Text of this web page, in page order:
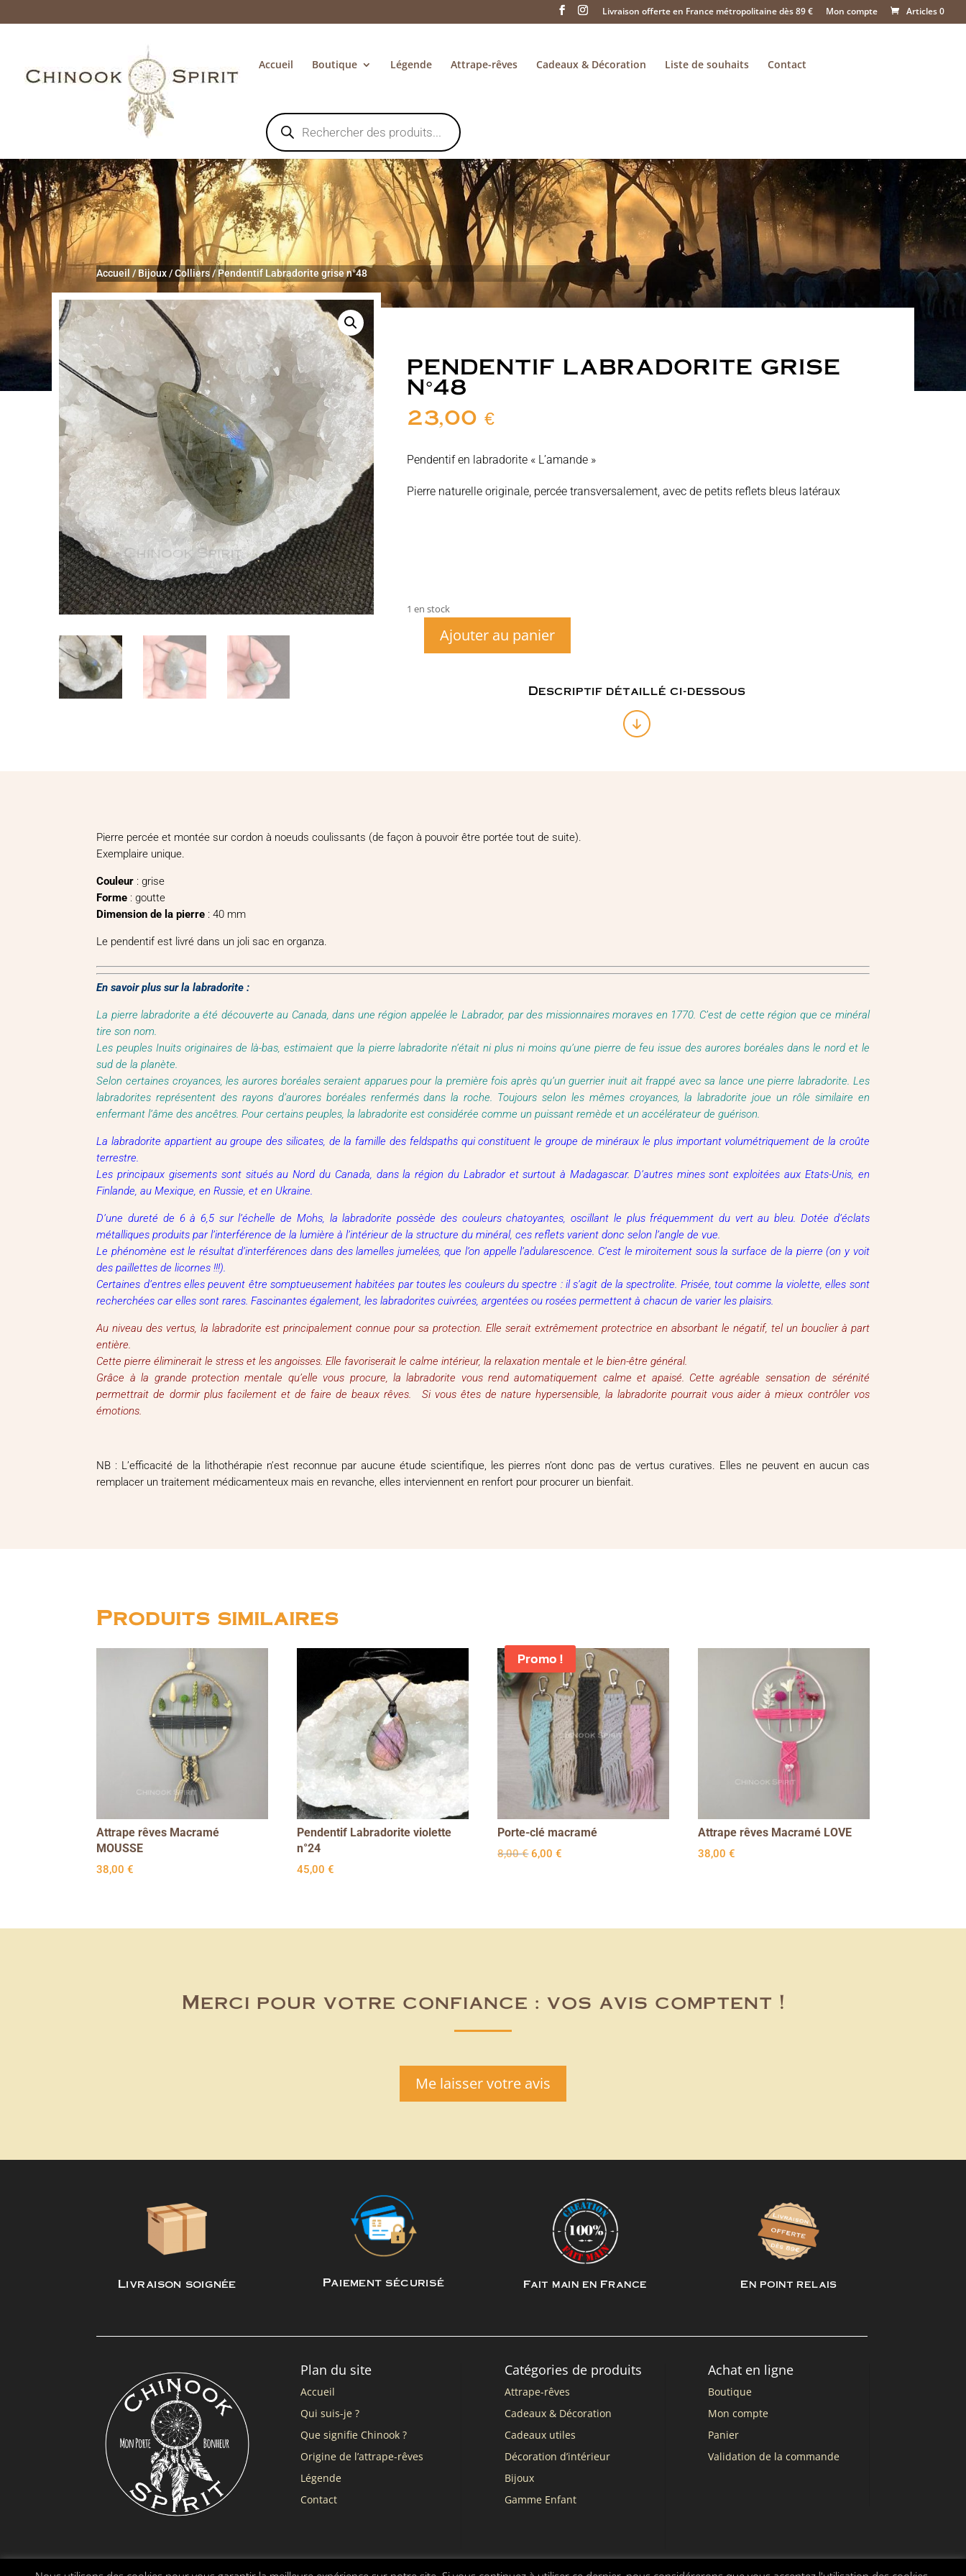
Livraison offerte en France métropolitaine dès 89 € Mon compte Articles 0
Accueil Boutique Légende Attrape-rêves Cadeaux & Décoration Liste de souhaits Contact
Recherche
de
produits
Accueil / Bijoux/Colliers/Pendentif Labradorite grise n°48
PENDENTIF LABRADORITE GRISE
N°48
23,00€
Pendentif en labradorite « L’amande »
Pierre naturelle originale, percée transversalement, avec de petits reflets bleus latéraux
1 en stock
quantitéAjouter au panier
Descriptif détaillé ci-dessous
Pierre percée et montée sur cordon à noeuds coulissants (de façon à pouvoir être portée tout de suite).
Exemplaire unique.
Couleur : grise
Forme : goutte
Dimension de la pierre : 40 mm
Le pendentif est livré dans un joli sac en organza.
En savoir plus sur la labradorite :
La pierre labradorite a été découverte au Canada, dans une région appelée le Labrador, par des missionnaires moraves en 1770. C’est de cette région que ce minéral
tire son nom.
Les peuples Inuits originaires de là-bas, estimaient que la pierre labradorite n’était ni plus ni moins qu’une pierre de feu issue des aurores boréales dans le nord et le
sud de la planète.
Selon certaines croyances, les aurores boréales seraient apparues pour la première fois après qu’un guerrier inuit ait frappé avec sa lance une pierre labradorite. Les
labradorites représentent des rayons d’aurores boréales renfermés dans la roche. Toujours selon les mêmes croyances, la labradorite joue un rôle similaire en
enfermant l’âme des ancêtres. Pour certains peuples, la labradorite est considérée comme un puissant remède et un accélérateur de guérison.
La labradorite appartient au groupe des silicates, de la famille des feldspaths qui constituent le groupe de minéraux le plus important volumétriquement de la croûte
terrestre.
Les principaux gisements sont situés au Nord du Canada, dans la région du Labrador et surtout à Madagascar. D’autres mines sont exploitées aux Etats-Unis, en
Finlande, au Mexique, en Russie, et en Ukraine.
D’une dureté de 6 à 6,5 sur l’échelle de Mohs, la labradorite possède des couleurs chatoyantes, oscillant le plus fréquemment du vert au bleu. Dotée d’éclats
métalliques produits par l’interférence de la lumière à l’intérieur de la structure du minéral, ces reflets varient donc selon l’angle de vue.
Le phénomène est le résultat d’interférences dans des lamelles jumelées, que l’on appelle l’adularescence. C’est le miroitement sous la surface de la pierre (on y voit
des paillettes de licornes !!!).
Certaines d’entres elles peuvent être somptueusement habitées par toutes les couleurs du spectre : il s’agit de la spectrolite. Prisée, tout comme la violette, elles sont
recherchées car elles sont rares. Fascinantes également, les labradorites cuivrées, argentées ou rosées permettent à chacun de varier les plaisirs.
Au niveau des vertus, la labradorite est principalement connue pour sa protection. Elle serait extrêmement protectrice en absorbant le négatif, tel un bouclier à part
entière.
Cette pierre éliminerait le stress et les angoisses. Elle favoriserait le calme intérieur, la relaxation mentale et le bien-être général.
Grâce à la grande protection mentale qu’elle vous procure, la labradorite vous rend automatiquement calme et apaisé. Cette agréable sensation de sérénité
permettrait de dormir plus facilement et de faire de beaux rêves. Si vous êtes de nature hypersensible, la labradorite pourrait vous aider à mieux contrôler vos
émotions.
NB : L’efficacité de la lithothérapie n’est reconnue par aucune étude scientifique, les pierres n’ont donc pas de vertus curatives. Elles ne peuvent en aucun cas
remplacer un traitement médicamenteux mais en revanche, elles interviennent en renfort pour procurer un bienfait.
Produits similaires
Attrape rêves Macramé
MOUSSE
38,00€
Pendentif Labradorite violette
n°24
45,00€
Promo !
Porte-clé macramé
8,00€ Le
6,00€
Attrape rêves Macramé LOVE
38,00€
Merci pour votre confiance : vos avis comptent !
Me laisser votre avis
Livraison soignée Paiement sécurisé Fait main en France En point relais
Plan du site
Accueil
Qui suis-je ?
Que signifie Chinook ?
Origine de l’attrape-rêves
Légende
Contact
Catégories de produits
Attrape-rêves
Cadeaux & Décoration
Cadeaux utiles
Décoration d’intérieur
Bijoux
Gamme Enfant
Achat en ligne
Boutique
Mon compte
Panier
Validation de la commande